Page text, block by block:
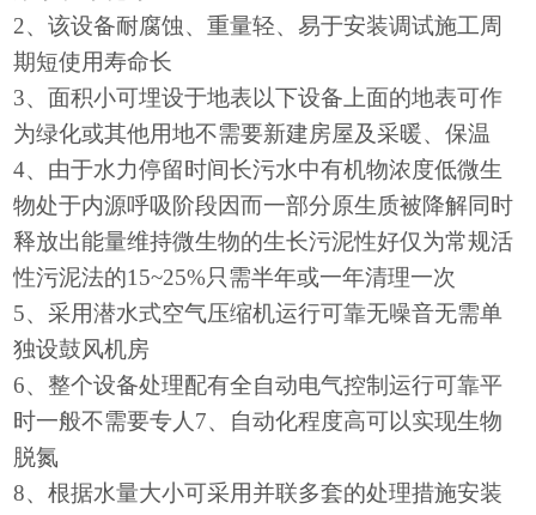
2、该设备耐腐蚀、重量轻、易于安装调试施工周
期短使用寿命长
3、面积小可埋设于地表以下设备上面的地表可作
为绿化或其他用地不需要新建房屋及采暖、保温
4、由于水力停留时间长污水中有机物浓度低微生
物处于内源呼吸阶段因而一部分原生质被降解同时
释放出能量维持微生物的生长污泥性好仅为常规活
性污泥法的15~25%只需半年或一年清理一次
5、采用潜水式空气压缩机运行可靠无噪音无需单
独设鼓风机房
6、整个设备处理配有全自动电气控制运行可靠平
时一般不需要专人7、自动化程度高可以实现生物
脱氮
8、根据水量大小可采用并联多套的处理措施安装